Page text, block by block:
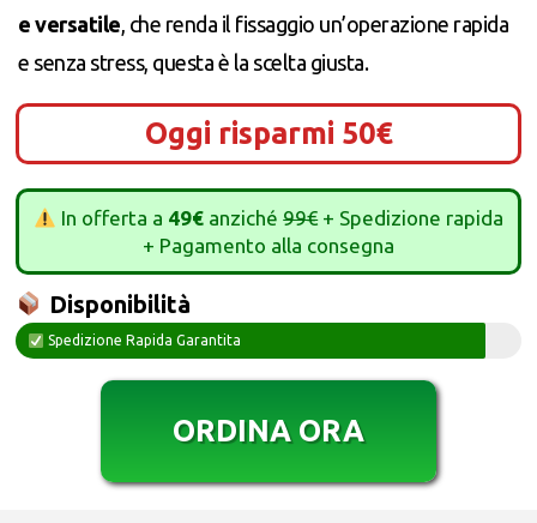
e versatile, che renda il fissaggio un’operazione rapida
e senza stress, questa è la scelta giusta.
Oggi risparmi 50€
In offerta a 49€ anziché99€+ Spedizione rapida
+ Pagamento alla consegna
Disponibilità
Spedizione Rapida Garantita
ORDINA ORA